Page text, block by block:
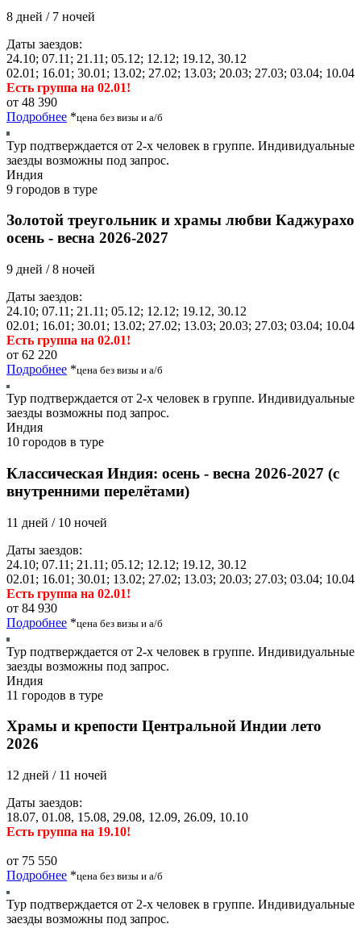
8 дней / 7 ночей
Даты заездов:
24.10; 07.11; 21.11; 05.12; 12.12; 19.12, 30.12
02.01; 16.01; 30.01; 13.02; 27.02; 13.03; 20.03; 27.03; 03.04; 10.04
Есть группа на 02.01!
от 48 390
Подробнее *цена без визы и а/б
Тур подтверждается от 2-х человек в группе. Индивидуальные
заезды возможны под запрос.
Индия
9 городов в туре
Золотой треугольник и храмы любви Каджурахо
осень - весна 2026-2027
9 дней / 8 ночей
Даты заездов:
24.10; 07.11; 21.11; 05.12; 12.12; 19.12, 30.12
02.01; 16.01; 30.01; 13.02; 27.02; 13.03; 20.03; 27.03; 03.04; 10.04
Есть группа на 02.01!
от 62 220
Подробнее *цена без визы и а/б
Тур подтверждается от 2-х человек в группе. Индивидуальные
заезды возможны под запрос.
Индия
10 городов в туре
Классическая Индия: осень - весна 2026-2027 (с
внутренними перелётами)
11 дней / 10 ночей
Даты заездов:
24.10; 07.11; 21.11; 05.12; 12.12; 19.12, 30.12
02.01; 16.01; 30.01; 13.02; 27.02; 13.03; 20.03; 27.03; 03.04; 10.04
Есть группа на 02.01!
от 84 930
Подробнее *цена без визы и а/б
Тур подтверждается от 2-х человек в группе. Индивидуальные
заезды возможны под запрос.
Индия
11 городов в туре
Храмы и крепости Центральной Индии лето
2026
12 дней / 11 ночей
Даты заездов:
18.07, 01.08, 15.08, 29.08, 12.09, 26.09, 10.10
Есть группа на 19.10!
от 75 550
Подробнее *цена без визы и а/б
Тур подтверждается от 2-х человек в группе. Индивидуальные
заезды возможны под запрос.